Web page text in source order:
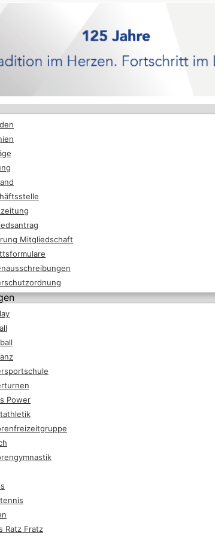
Mitgliedschaft
Power
Ratz Fratz